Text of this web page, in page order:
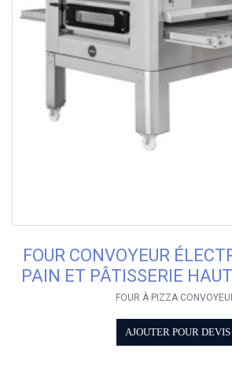
FOUR CONVOYEUR
PAIN ET PÂTISSERIE
FOUR À PIZZA
AJOUTER POUR DEVIS